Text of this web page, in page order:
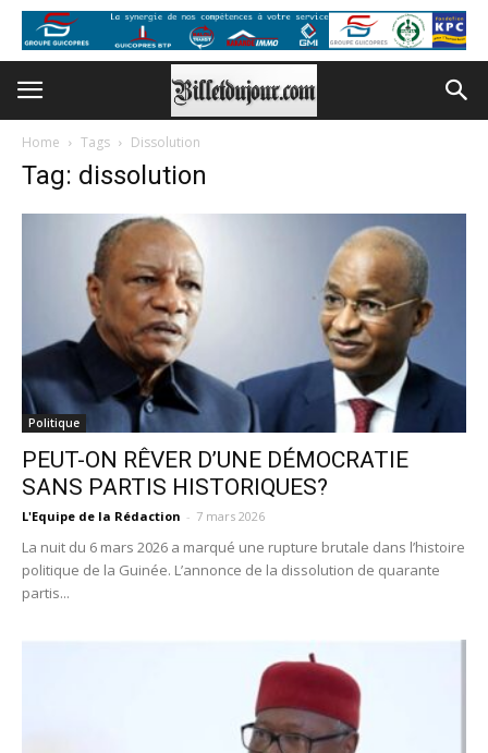
Home Tags Dissolution
Tag: dissolution
Politique
PEUT-ON RÊVER D’UNE DÉMOCRATIE
SANS PARTIS HISTORIQUES?
L'Equipe de la Rédaction - 7 mars 2026
La nuit du 6 mars 2026 a marqué une rupture brutale dans l’histoire
politique de la Guinée. L’annonce de la dissolution de quarante
partis...